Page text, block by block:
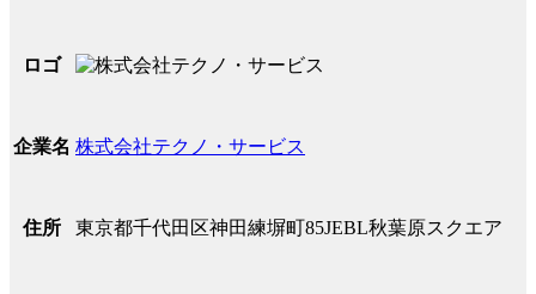
ロゴ
企業名 株式会社テクノ・サービス
住所 東京都千代田区神田練塀町85JEBL秋葉原スクエア